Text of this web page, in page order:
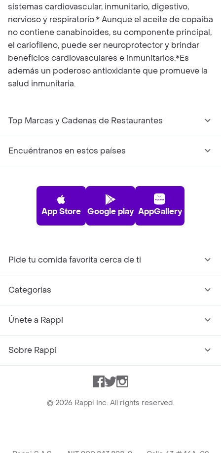
sistemas cardiovascular, inmunitario, digestivo,
nervioso y respiratorio.* Aunque el aceite de copaiba
no contiene canabinoides, su componente principal,
el cariofileno, puede ser neuroprotector y brindar
beneficios cardiovasculares e inmunitarios.*Es
además un poderoso antioxidante que promueve la
salud inmunitaria.
Top Marcas y Cadenas de Restaurantes
Encuéntranos en estos países
App Store Google play AppGallery
Pide tu comida favorita cerca de ti
Categorías
Únete a Rappi
Sobre Rappi
Facebook
TwitterInstagram
© 2026 Rappi Inc. All rights reserved.